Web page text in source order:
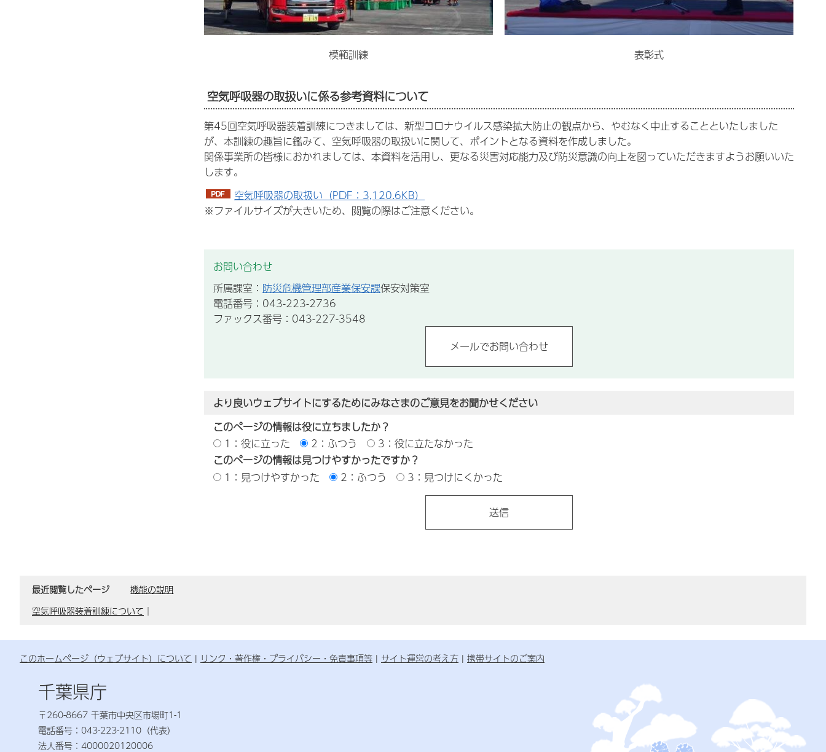
模範訓練 表彰式
空気呼吸器の取扱いに係る参考資料について
第45回空気呼吸器装着訓練につきましては、新型コロナウイルス感染拡大防止の観点から、やむなく中止することといたしました
が、本訓練の趣旨に鑑みて、空気呼吸器の取扱いに関して、ポイントとなる資料を作成しました。
関係事業所の皆様におかれましては、本資料を活用し、更なる災害対応能力及び防災意識の向上を図っていただきますようお願いいた
します。
空気呼吸器の取扱い（PDF：3,120.6KB）
※ファイルサイズが大きいため、閲覧の際はご注意ください。
お問い合わせ
所属課室： 防災危機管理部産業保安課保安対策室
電話番号：043-223-2736
ファックス番号：043-227-3548
より良いウェブサイトにするためにみなさまのご意見をお聞かせください
このページの情報は役に立ちましたか？
1：役に立った
2：ふつう
3：役に立たなかった
このページの情報は見つけやすかったですか？
1：見つけやすかった
2：ふつう 3：見つけにくかった
最近閲覧したページ
機能の説明
空気呼吸器装着訓練について ｜
このホームページ（ウェブサイト）について リンク・著作権・プライバシー・免責事項等 サイト運営の考え方 携帯サイトのご案内
千葉県庁
〒260-8667 千葉市中央区市場町1-1
電話番号：043-223-2110（代表）
法人番号：4000020120006